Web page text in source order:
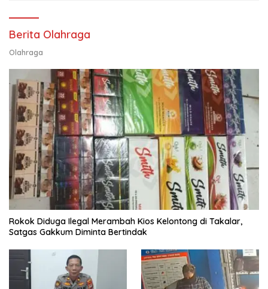
Berita Olahraga
Olahraga
Rokok Diduga Ilegal Merambah Kios Kelontong di Takalar,
Satgas Gakkum Diminta Bertindak